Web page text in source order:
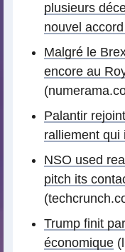
plusieurs
nouvel
Malgré le
encore au
Palantir
ralliement qui
NSO used
pitch its
Trump finit
économique